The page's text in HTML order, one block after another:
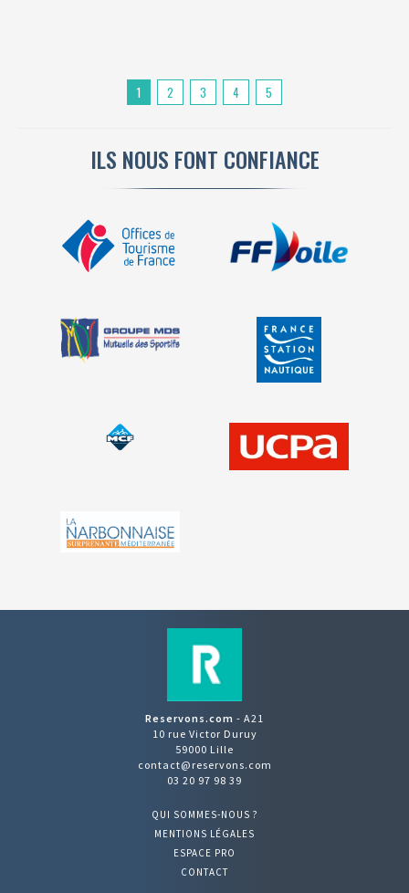
1 2 3 4 5
ILS NOUS FONT CONFIANCE
Reservons.com - A21
10 rue Victor Duruy
59000 Lille
contact@reservons.com
03 20 97 98 39
QUI SOMMES-NOUS ?
MENTIONS LÉGALES
ESPACE PRO
CONTACT